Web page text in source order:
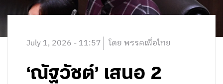
July 1, 2026 - 11:57 โดย พรรคเพื่อไทย
‘ณัฐวัชต์’ เสนอ 2